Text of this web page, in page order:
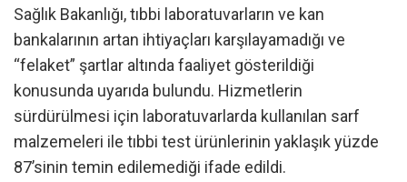
Sağlık Bakanlığı, tıbbi laboratuvarların ve kan
bankalarının artan ihtiyaçları karşılayamadığı ve
“felaket” şartlar altında faaliyet gösterildiği
konusunda uyarıda bulundu. Hizmetlerin
sürdürülmesi için laboratuvarlarda kullanılan sarf
malzemeleri ile tıbbi test ürünlerinin yaklaşık yüzde
87’sinin temin edilemediği ifade edildi.